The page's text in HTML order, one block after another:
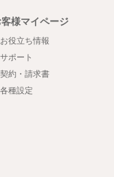
客様マイページ
お役立ち情報
サポート
契約・請求書
各種設定